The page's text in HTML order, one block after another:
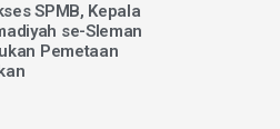
SPMB, Kepala
se-Sleman
Pemetaan